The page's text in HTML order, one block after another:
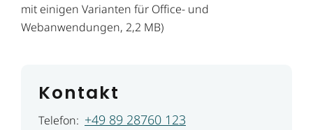
mit einigen Varianten für Office- und
Webanwendungen, 2,2 MB)
Kontakt
Telefon: +49 89 28760 123